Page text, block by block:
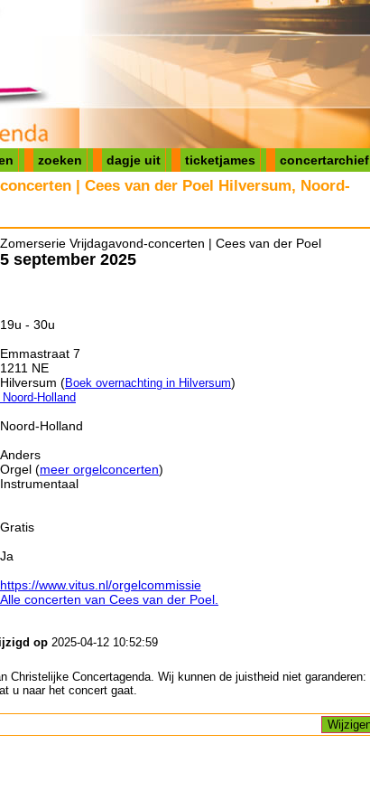
zoeken dagje uit ticketjames concertarchief
| Cees van der Poel Hilversum, Noord-
Zomerserie Vrijdagavond-concerten | Cees van der Poel
5 september 2025
19u - 30u
Emmastraat 7
1211 NE
Hilversum (Boek overnachting in Hilversum)
Holland
Noord-Holland
Anders
Orgel (meer orgelconcerten)
Instrumentaal
Gratis
Ja
https://www.vitus.nl/orgelcommissie
Alle concerten van Cees van der Poel.
op 2025-04-12 10:52:59
Christelijke Concertagenda. Wij kunnen de juistheid niet garanderen:
u naar het concert gaat.